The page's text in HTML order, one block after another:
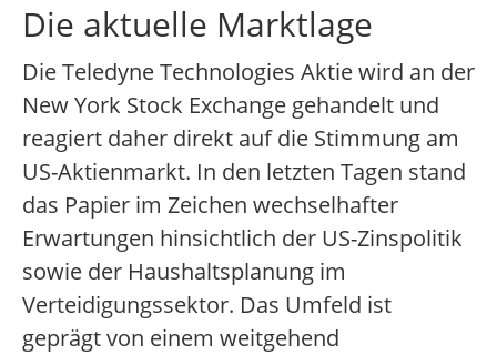
Die aktuelle Marktlage
Die Teledyne Technologies Aktie wird an der
New York Stock Exchange gehandelt und
reagiert daher direkt auf die Stimmung am
US-Aktienmarkt. In den letzten Tagen stand
das Papier im Zeichen wechselhafter
Erwartungen hinsichtlich der US-Zinspolitik
sowie der Haushaltsplanung im
Verteidigungssektor. Das Umfeld ist
geprägt von einem weitgehend